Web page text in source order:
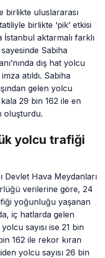
birlikte uluslararası
birlikte ‘pik’ etkisi
İstanbul aktarmalı farklı
Sabiha
dış hat yolcu
atıldı. Sabiha
gelen yolcu
kala 29 bin 162 ile en
oluşturdu.
yolcu trafiği
Devlet Hava Meydanları
verilerine göre, 24
yoğunluğu yaşanan
iç hatlarda gelen
sayısı ise 21 bin
162 ile rekor kıran
yolcu sayısı 26 bin